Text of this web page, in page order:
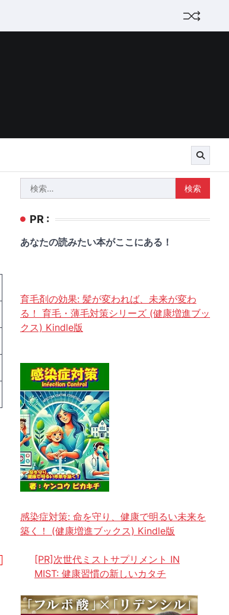
索:
PR :
あなたの読みたい本がここにある！
育毛剤の効果: 髪が変われば、未来が変わ
る！ 育毛・薄毛対策シリーズ (健康増進ブッ
クス) Kindle版
感染症対策: 命を守り、健康で明るい未来を
築く！ (健康増進ブックス) Kindle版
[PR]次世代ミストサプリメント IN
MIST: 健康習慣の新しいカタチ